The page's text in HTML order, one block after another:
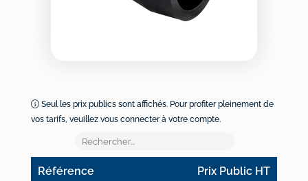
Seul les prix publics sont affichés. Pour profiter pleinement de
vos tarifs, veuillez vous connecter à votre compte.
Référence Prix Public HT